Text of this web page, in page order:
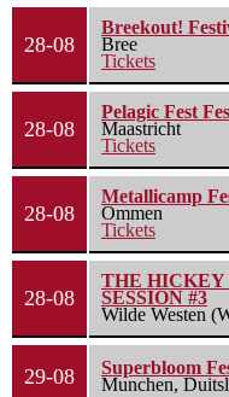
28-08
Breekout!
Bree
Tickets
28-08
Pelagic Fest
Maastricht
Tickets
28-08
Metallicamp
Ommen
Tickets
28-08
THE HICKEY
SESSION #3
Wilde Westen
29-08
Superbloom
Munchen,